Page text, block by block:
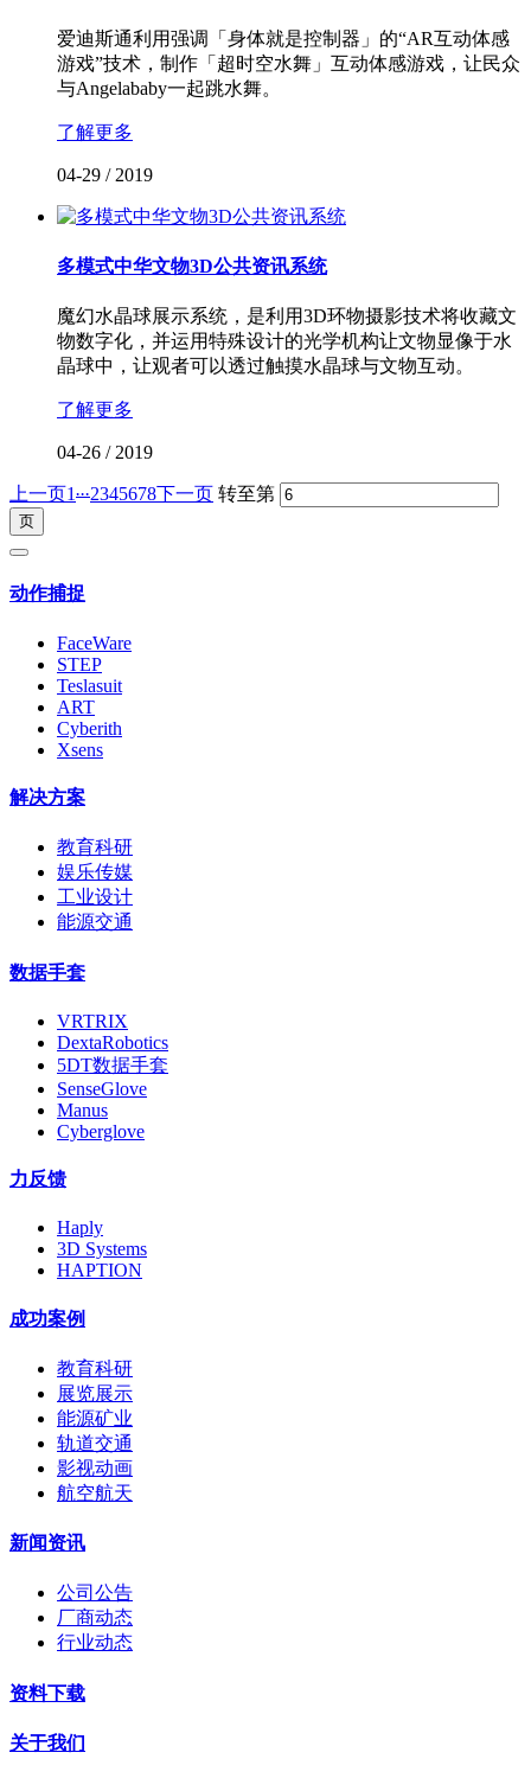
爱迪斯通利用强调「身体就是控制器」的“AR互动体感
游戏”技术，制作「超时空水舞」互动体感游戏，让民众
与Angelababy一起跳水舞。
了解更多
04-29 / 2019
多模式中华文物3D公共资讯系统
魔幻水晶球展示系统，是利用3D环物摄影技术将收藏文
物数字化，并运用特殊设计的光学机构让文物显像于水
晶球中，让观者可以透过触摸水晶球与文物互动。
了解更多
04-26 / 2019
上一页1...2345678下一页 转至第
动作捕捉
FaceWare
STEP
Teslasuit
ART
Cyberith
Xsens
解决方案
教育科研
娱乐传媒
工业设计
能源交通
数据手套
VRTRIX
DextaRobotics
5DT数据手套
SenseGlove
Manus
Cyberglove
力反馈
Haply
3D Systems
HAPTION
成功案例
教育科研
展览展示
能源矿业
轨道交通
影视动画
航空航天
新闻资讯
公司公告
厂商动态
行业动态
资料下载
关于我们